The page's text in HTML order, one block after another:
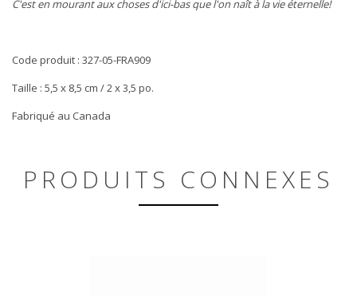
C'est en mourant aux choses d'ici-basque l'on naît à la vie éternelle!
Code produit : 327-05-FRA909
Taille : 5,5 x 8,5 cm / 2 x 3,5 po.
Fabriqué au Canada
PRODUITS CONNEXES